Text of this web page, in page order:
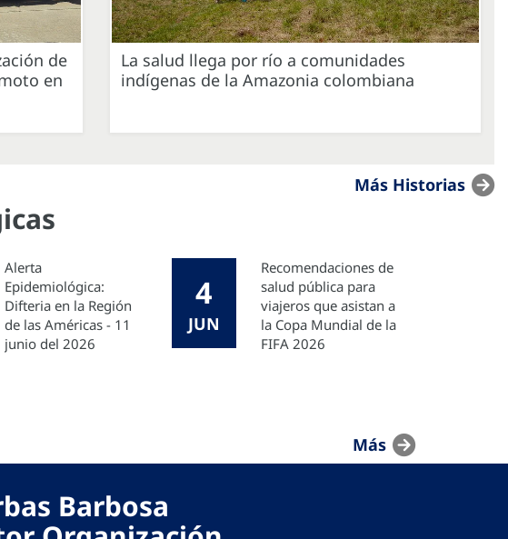
de
en
La salud llega por río a comunidades
indígenas de la Amazonia colombiana
Más Historias
Alerta
Epidemiológica:
Difteria en la Región
de las Américas - 11
junio del 2026
4
JUN
Recomendaciones de
salud pública para
viajeros que asistan a
la Copa Mundial de la
FIFA 2026
Más
Barbosa